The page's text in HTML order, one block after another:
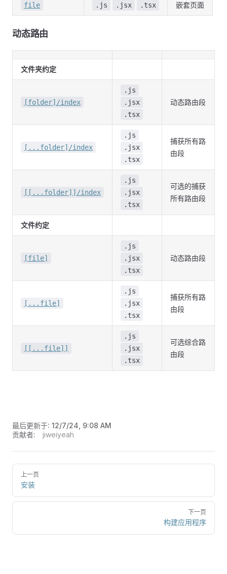
file .js .jsx .tsx 嵌套页面
动态路由
文件夹约定
[folder]/index
.js
.jsx
.tsx
动态路由段
[...folder]/index
.js
.jsx
.tsx
捕获所有路
由段
[[...folder]]/index
.js
.jsx
.tsx
可选的捕获
所有路由段
文件约定
[file]
.js
.jsx
.tsx
动态路由段
[...file]
.js
.jsx
.tsx
捕获所有路
由段
[[...file]]
.js
.jsx
.tsx
可选综合路
由段
最后更新于: 12/7/24, 9:08 AM
贡献者:
jiweiyeah
上一页
安装
下一页
构建应用程序